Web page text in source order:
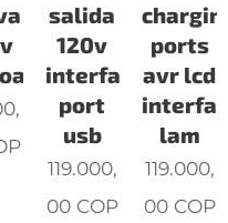
salida
120v
interface
port
usb
119.000,
00COP
ports
avr lcd
lam
119.000,
00COP